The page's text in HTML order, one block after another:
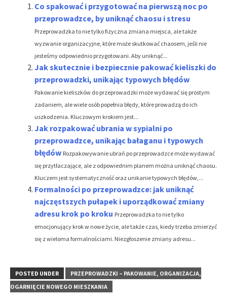
Co spakować i przygotować na pierwszą noc po
przeprowadzce, by uniknąć chaosu i stresu
Przeprowadzka to nie tylko fizyczna zmiana miejsca, ale także
wyzwanie organizacyjne, które może skutkować chaosem, jeśli nie
jesteśmy odpowiednio przygotowani. Aby uniknąć...
Jak skutecznie i bezpiecznie pakować kieliszki do
przeprowadzki, unikając typowych błędów
Pakowanie kieliszków do przeprowadzki może wydawać się prostym
zadaniem, ale wiele osób popełnia błędy, które prowadzą do ich
uszkodzenia. Kluczowym krokiem jest...
Jak rozpakować ubrania w sypialni po
przeprowadzce, unikając bałaganu i typowych
błędów Rozpakowywanie ubrań po przeprowadzce może wydawać
się przytłaczające, ale z odpowiednim planem można uniknąć chaosu.
Kluczem jest systematyczność oraz unikanie typowych błędów,...
Formalności po przeprowadzce: jak uniknąć
najczęstszych pułapek i uporządkować zmiany
adresu krok po kroku Przeprowadzka to nie tylko
emocjonujący krok w nowe życie, ale także czas, kiedy trzeba zmierzyć
się z wieloma formalnościami. Niezgłoszenie zmiany adresu...
POSTED UNDER
PRZEPROWADZKI – PAKOWANIE, ORGANIZACJA,
OGARNIĘCIE NOWEGO MIESZKANIA